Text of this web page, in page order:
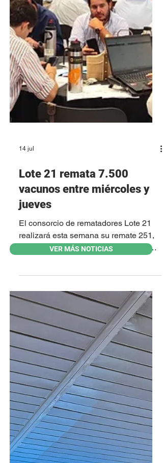
14 jul
Lote 21 remata 7.500
vacunos entre miércoles y
jueves
El consorcio de rematadores Lote 21
realizará esta semana su remate 251,
Disegno, en Montevideo. La actividad
iniciará el día miércoles, con la venta
de 1.760 terneros, 91 enteros de más
de un año, 405 novillos de 1 a 2 años,
242 novillos de 2 a 3 años, 40 novillos
de más de 3 años, 81 Holando y
cruzas, 605 vacas de invernada y
finaliza con 624 terneros y terneras. El
día jueves se comercializarán 592
terne
VER MÁS NOTICIAS